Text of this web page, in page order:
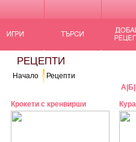
РЕЦЕПТИ
Начало
Рецепти
А Б
Крокети с кренвирши